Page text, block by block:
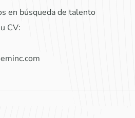
en búsqueda de talento
CV: